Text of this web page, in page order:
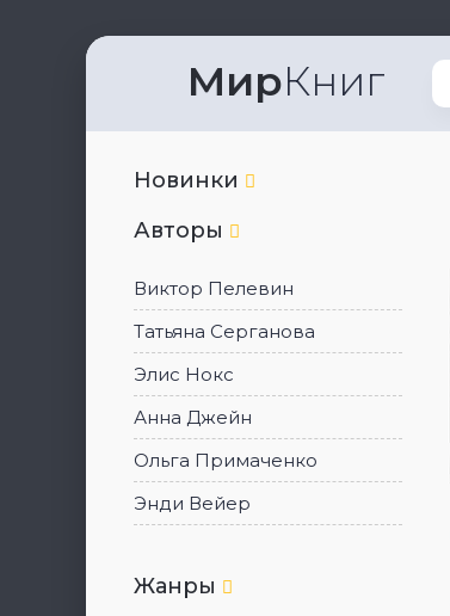
МирКниг
Новинки
Авторы
Виктор Пелевин
Татьяна Серганова
Элис Нокс
Анна Джейн
Ольга Примаченко
Энди Вейер
Жанры